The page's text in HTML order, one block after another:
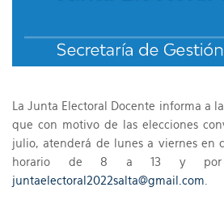
La Junta Electoral Docente informa a
que con motivo de las elecciones
julio, atenderá de lunes a viernes en
horario de 8 a 13 y por
juntaelectoral2022salta@gmail.com